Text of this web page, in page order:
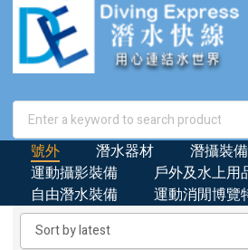
號外 潛水器材
潛攝裝備
運動攝影裝備
戶外及水上用
自由潛水裝備
運動消閒博覽